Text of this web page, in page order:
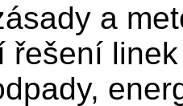
a
řešení